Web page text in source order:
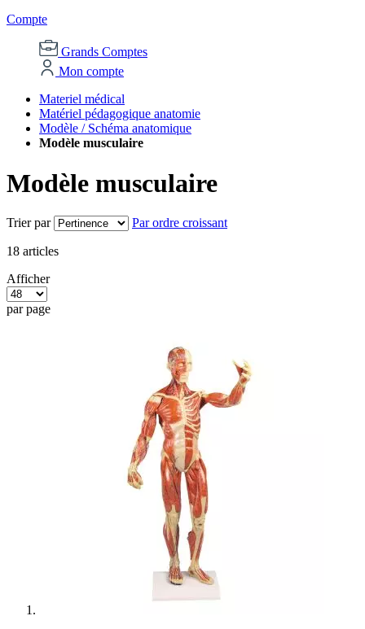
Compte
Grands Comptes
Mon compte
Materiel médical
Matériel pédagogique anatomie
Modèle / Schéma anatomique
Modèle musculaire
Modèle musculaire
Trier par Par ordre croissant
18 articles
Afficher
par page